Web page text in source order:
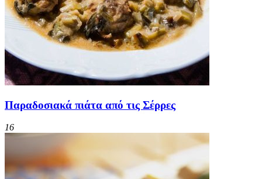
Παραδοσιακά πιάτα από τις Σέρρες
16